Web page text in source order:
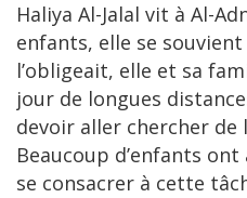
Haliya Al-Jalal vit à Al-
enfants, elle se
l’obligeait, elle et sa
jour de longues
devoir aller chercher de
Beaucoup d’enfants
se consacrer à cette